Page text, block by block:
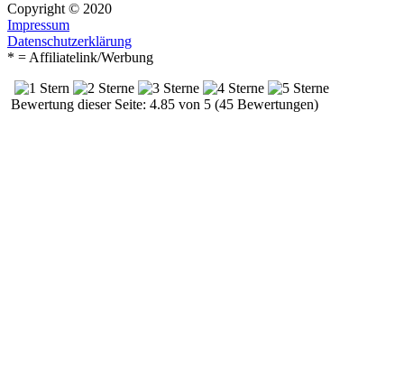
Copyright © 2020
Impressum
Datenschutzerklärung
* = Affiliatelink/Werbung
Bewertung dieser Seite: 4.85 von 5 (45 Bewertungen)